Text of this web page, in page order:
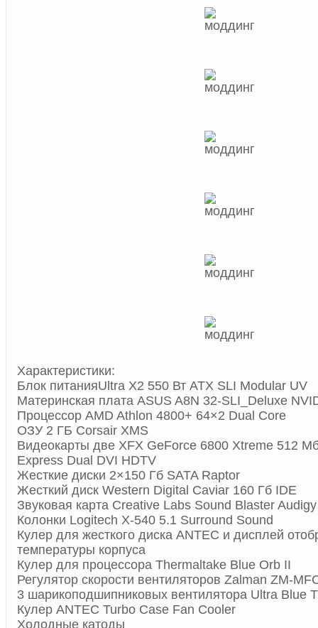
Характеристики:
Блок питанияUltra X2 550 Вт ATX SLI Modular UV
Материнская плата ASUS A8N 32-SLI_Deluxe
Процессор AMD Athlon 4800+ 64×2 Dual Core
ОЗУ 2 ГБ Corsair XMS
Видеокарты две XFX GeForce 6800 Xtreme 512
Express Dual DVI HDTV
Жесткие диски 2×150 Гб SATA Raptor
Жесткий диск Western Digital Caviar 160 Гб IDE
Звуковая карта Creative Labs Sound Blaster
Колонки Logitech X-540 5.1 Surround Sound
Кулер для жесткого диска ANTEC и дисплей
температуры корпуса
Кулер для процессора Thermaltake Blue Orb II
Регулятор скорости вентиляторов Zalman ZM-
3 шарикоподшипниковых вентилятора Ultra Blue
Кулер ANTEC Turbo Case Fan Cooler
Холодные катоды